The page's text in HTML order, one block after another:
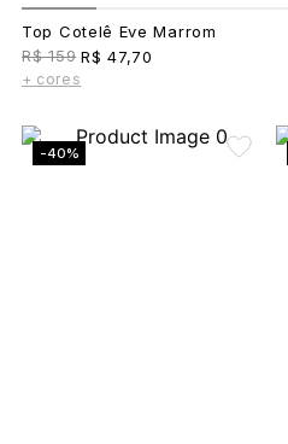
Top Cotelê Eve Marrom
R$ 159 R$ 47,70
+ cores
-40%